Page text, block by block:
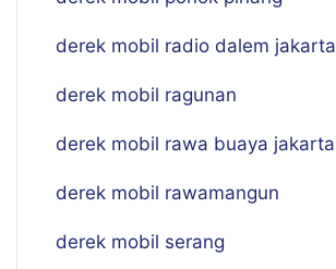
derek mobil radio dalem jakarta
derek mobil ragunan
derek mobil rawa buaya
derek mobil rawamangun
derek mobil serang